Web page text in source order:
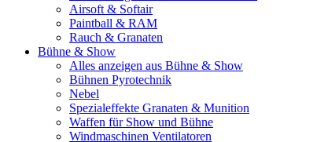
Airsoft & Softair
Paintball & RAM
Rauch & Granaten
Bühne & Show
Alles anzeigen aus Bühne & Show
Bühnen Pyrotechnik
Nebel
Spezialeffekte Granaten & Munition
Waffen für Show und Bühne
Windmaschinen Ventilatoren